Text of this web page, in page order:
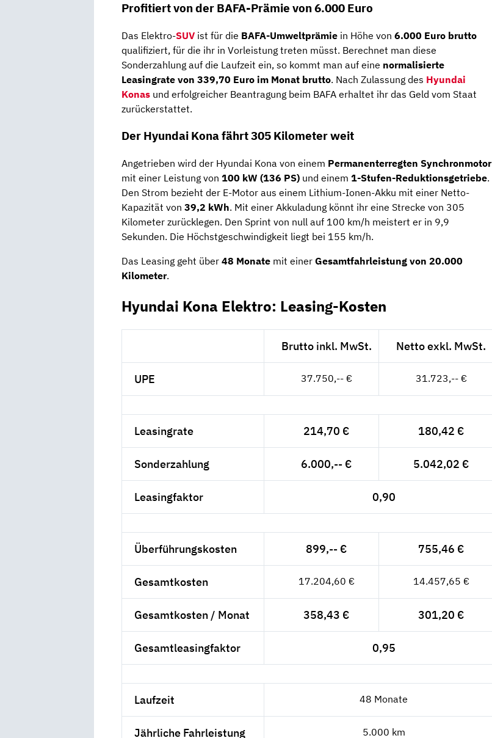
Profitiert von der BAFA-Prämie von 6.000 Euro
Das Elektro-SUV ist für die BAFA-Umweltprämie in Höhe von 6.000 Euro brutto
qualifiziert, für die ihr in Vorleistung treten müsst. Berechnet man diese
Sonderzahlung auf die Laufzeit ein, so kommt man auf eine normalisierte
Leasingrate von 339,70 Euro im Monat brutto. Nach Zulassung des Hyundai
Konas und erfolgreicher Beantragung beim BAFA erhaltet ihr das Geld vom Staat
zurückerstattet.
Der Hyundai Kona fährt 305 Kilometer weit
Angetrieben wird der Hyundai Kona von einem Permanenterregten Synchronmotor
mit einer Leistung von 100 kW (136 PS) und einem 1-Stufen-Reduktionsgetriebe.
Den Strom bezieht der E-Motor aus einem Lithium-Ionen-Akku mit einer Netto-
Kapazität von 39,2 kWh. Mit einer Akkuladung könnt ihr eine Strecke von 305
Kilometer zurücklegen. Den Sprint von null auf 100 km/h meistert er in 9,9
Sekunden. Die Höchstgeschwindigkeit liegt bei 155 km/h.
Das Leasing geht über 48 Monate mit einer Gesamtfahrleistung von 20.000
Kilometer.
Hyundai Kona Elektro: Leasing-Kosten
Brutto inkl. MwSt. Netto exkl. MwSt.
UPE 37.750,-- € 31.723,-- €
Leasingrate 214,70 € 180,42 €
Sonderzahlung 6.000,-- € 5.042,02 €
Leasingfaktor 0,90
Überführungskosten 899,-- € 755,46 €
Gesamtkosten 17.204,60 € 14.457,65 €
Gesamtkosten / Monat 358,43 € 301,20 €
Gesamtleasingfaktor 0,95
Laufzeit 48 Monate
Jährliche Fahrleistung 5.000 km